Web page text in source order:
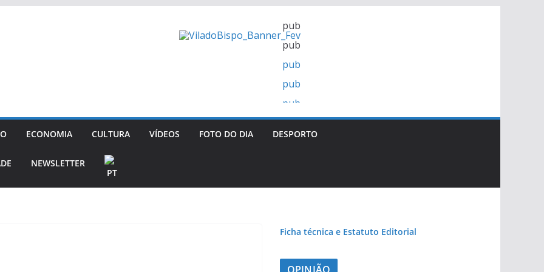
pub
pub
pub
pub
pub
ECONOMIA CULTURA VÍDEOS FOTO DO DIA DESPORTO
NEWSLETTER
Ficha técnica e Estatuto Editorial